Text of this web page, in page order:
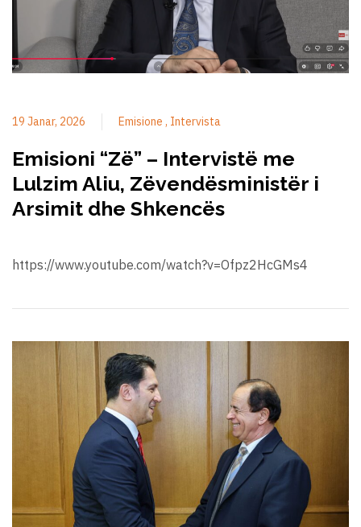
19 Janar, 2026 Emisione Intervista
Emisioni “Zë” – Intervistë me
Lulzim Aliu, Zëvendësministër i
Arsimit dhe Shkencës
https://www.youtube.com/watch?v=Ofpz2HcGMs4